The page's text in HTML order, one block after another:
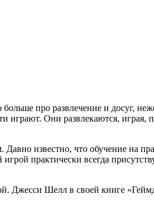
про развлечение и досуг,
играют. Они развлекаются, играя,
известно, что обучение на
практически всегда
Джесси Шелл в своей книге